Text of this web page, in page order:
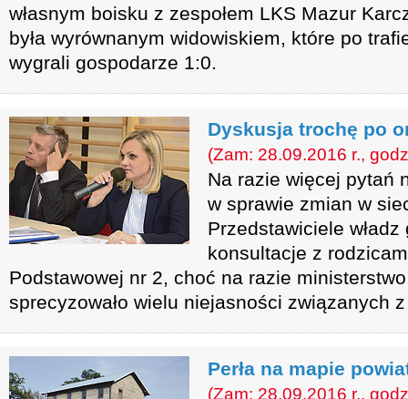
własnym boisku z zespołem LKS Mazur
była wyrównanym widowiskiem, które po
wygrali gospodarze 1:0.
Dyskusja trochę po
(Zam: 28.09.2016 r.,
Na razie więcej pytań
w sprawie zmian w
Przedstawiciele
konsultacje z
Podstawowej nr 2, choć na razie
sprecyzowało wielu niejasności związanych
Perła na mapie
(Zam: 28.09.2016 r.,